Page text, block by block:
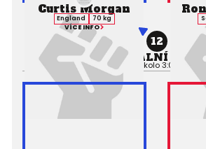
Curtis Morgan
England
70 kg
VÍCE INFO
12
PROFESIONÁLNÍ
Výsledek:Draw (Majority), 3. kolo 3:00,